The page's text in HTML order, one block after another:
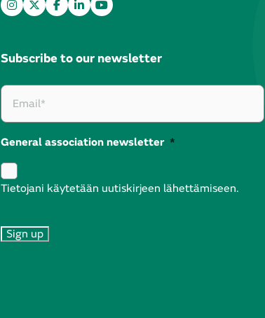
Subscribe to our newsletter
General association newsletter *
Tietojani käytetään uutiskirjeen lähettämiseen.